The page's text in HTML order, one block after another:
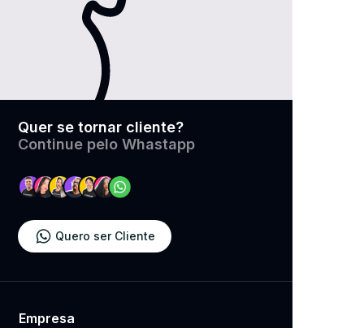
Quer se tornar cliente?
​Continue pelo Whastapp
Quero ser Cliente
Empresa